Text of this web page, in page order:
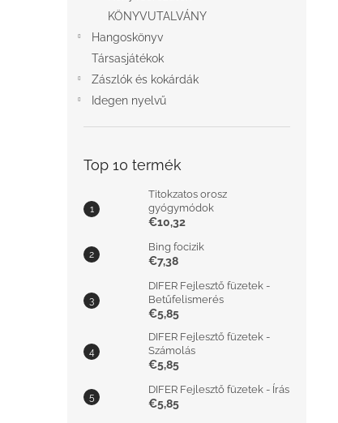
KÖNYVUTALVÁNY
Hangoskönyv
Társasjátékok
Zászlók és kokárdák
Idegen nyelvű
Top 10 termék
Titokzatos orosz
gyógymódok
€10,32
Bing focizik
€7,38
DIFER Fejlesztő füzetek -
Betűfelismerés
€5,85
DIFER Fejlesztő füzetek -
Számolás
€5,85
DIFER Fejlesztő füzetek - Írás
€5,85